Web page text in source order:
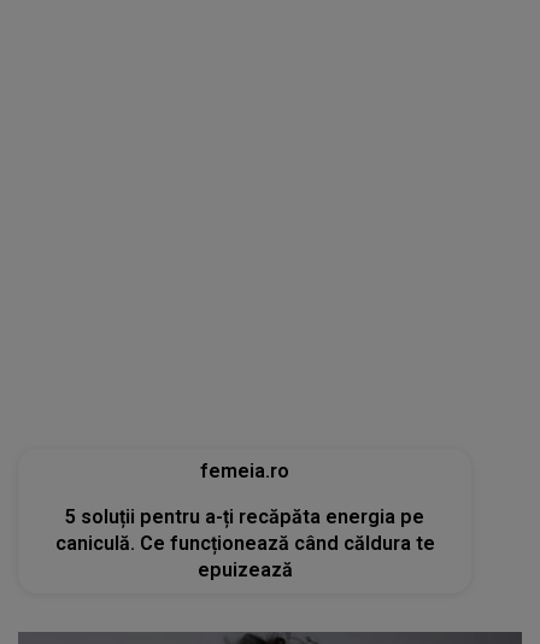
femeia.ro
5 soluții pentru a-ți recăpăta energia pe
caniculă. Ce funcționează când căldura te
epuizează